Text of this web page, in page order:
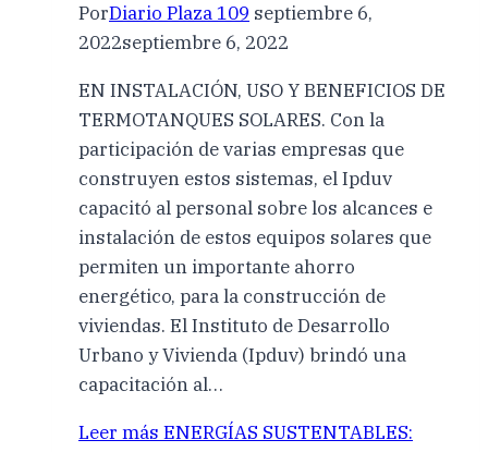
PorDiario Plaza 109 septiembre 6,
2022septiembre 6, 2022
EN INSTALACIÓN, USO Y BENEFICIOS DE
TERMOTANQUES SOLARES. Con la
participación de varias empresas que
construyen estos sistemas, el Ipduv
capacitó al personal sobre los alcances e
instalación de estos equipos solares que
permiten un importante ahorro
energético, para la construcción de
viviendas. El Instituto de Desarrollo
Urbano y Vivienda (Ipduv) brindó una
capacitación al…
Leer más ENERGÍAS SUSTENTABLES: